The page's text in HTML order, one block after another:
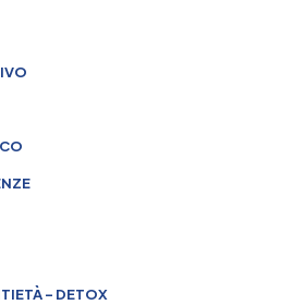
- DETOX